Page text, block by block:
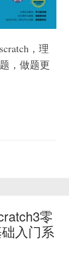
，理
，做题更
零
入门系